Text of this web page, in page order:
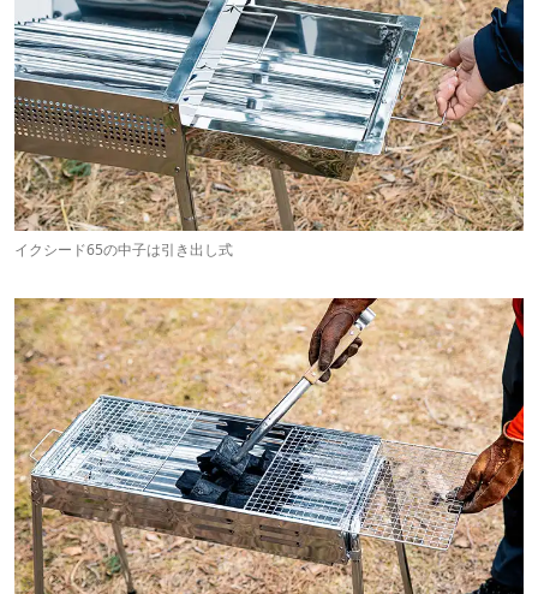
イクシード65の中子は引き出し式